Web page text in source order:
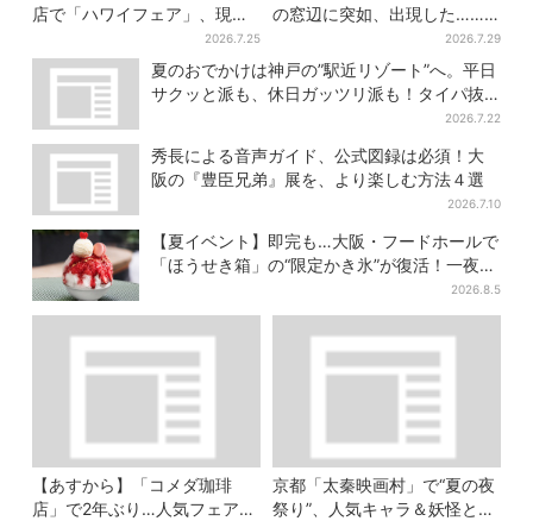
店で「ハワイフェア」、現地
で人気のロコモコ＆数量限定
ドーナツがずらり
2026.7.25
の窓辺に突如、出現した……
巨大インコ「何かいる」「朝
からビビった」、その正体と
は？
2026.7.29
夏のおでかけは神戸の”駅近リゾート”へ。平日
サクッと派も、休日ガッツリ派も！タイパ抜
2026.7.22
秀長による音声ガイド、公式図録は必須！大
阪の『豊臣兄弟』展を、より楽しむ方法４選
2026.7.10
【夏イベント】即完も…大阪・フードホールで
「ほうせき箱」の“限定かき氷”が復活！一夜限
2026.8.5
【あすから】「コメダ珈琲
店」で2年ぶり…人気フェアが
京都「太秦映画村」で“夏の夜
祭り”、人気キャラ＆妖怪と盆